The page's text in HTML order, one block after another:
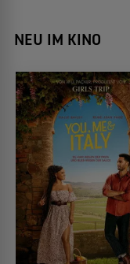
NEU IM KINO